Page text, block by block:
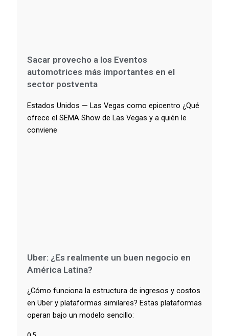
Sacar provecho a los Eventos
automotrices más importantes en el
sector postventa
Estados Unidos — Las Vegas como epicentro ¿Qué
ofrece el SEMA Show de Las Vegas y a quién le
conviene
Uber: ¿Es realmente un buen negocio en
América Latina?
¿Cómo funciona la estructura de ingresos y costos
en Uber y plataformas similares? Estas plataformas
operan bajo un modelo sencillo: